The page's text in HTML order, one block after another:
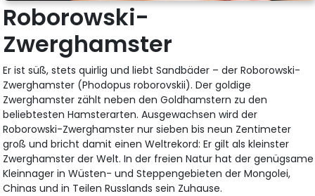
Roborowski-
Zwerghamster
Er ist süß, stets quirlig und liebt Sandbäder – der Roborowski-
Zwerghamster (Phodopus roborovskii). Der goldige
Zwerghamster zählt neben den Goldhamstern zu den
beliebtesten Hamsterarten. Ausgewachsen wird der
Roborowski-Zwerghamster nur sieben bis neun Zentimeter
groß und bricht damit einen Weltrekord: Er gilt als kleinster
Zwerghamster der Welt. In der freien Natur hat der genügsame
Kleinnager in Wüsten- und Steppengebieten der Mongolei,
Chinas und in Teilen Russlands sein Zuhause.